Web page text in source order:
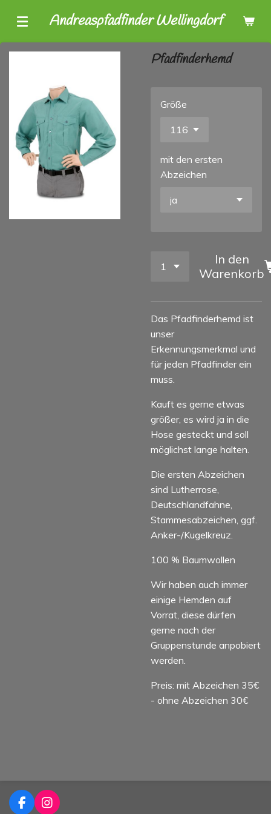
Hauptinhalt
springen
Andreaspfadfinder Wellingdorf
Pfadfinderhemd
Größe
mit den ersten
Abzeichen
In den
Warenkorb
Das Pfadfinderhemd ist
unser
Erkennungsmerkmal und
für jeden Pfadfinder ein
muss.
Kauft es gerne etwas
größer, es wird ja in die
Hose gesteckt und soll
möglichst lange halten.
Die ersten Abzeichen
sind Lutherrose,
Deutschlandfahne,
Stammesabzeichen, ggf.
Anker-/Kugelkreuz.
100 % Baumwollen
Wir haben auch immer
einige Hemden auf
Vorrat, diese dürfen
gerne nach der
Gruppenstunde anpobiert
werden.
Preis: mit Abzeichen 35€
- ohne Abzeichen 30€
F
I